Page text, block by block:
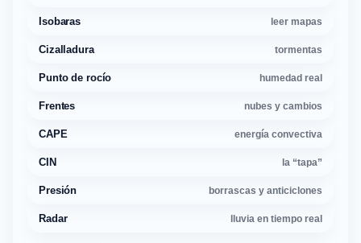
Isobaras leer mapas
Cizalladura tormentas
Punto de rocío humedad real
Frentes nubes y cambios
CAPE energía convectiva
CIN la “tapa”
Presión borrascas y anticiclones
Radar lluvia en tiempo real